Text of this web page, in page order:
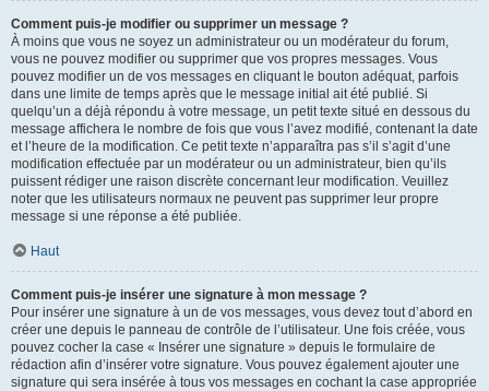
Comment puis-je modifier ou supprimer un message ?
À moins que vous ne soyez un administrateur ou un modérateur du forum,
vous ne pouvez modifier ou supprimer que vos propres messages. Vous
pouvez modifier un de vos messages en cliquant le bouton adéquat, parfois
dans une limite de temps après que le message initial ait été publié. Si
quelqu’un a déjà répondu à votre message, un petit texte situé en dessous du
message affichera le nombre de fois que vous l’avez modifié, contenant la date
et l’heure de la modification. Ce petit texte n’apparaîtra pas s’il s’agit d’une
modification effectuée par un modérateur ou un administrateur, bien qu’ils
puissent rédiger une raison discrète concernant leur modification. Veuillez
noter que les utilisateurs normaux ne peuvent pas supprimer leur propre
message si une réponse a été publiée.
Haut
Comment puis-je insérer une signature à mon message ?
Pour insérer une signature à un de vos messages, vous devez tout d’abord en
créer une depuis le panneau de contrôle de l’utilisateur. Une fois créée, vous
pouvez cocher la case « Insérer une signature » depuis le formulaire de
rédaction afin d’insérer votre signature. Vous pouvez également ajouter une
signature qui sera insérée à tous vos messages en cochant la case appropriée